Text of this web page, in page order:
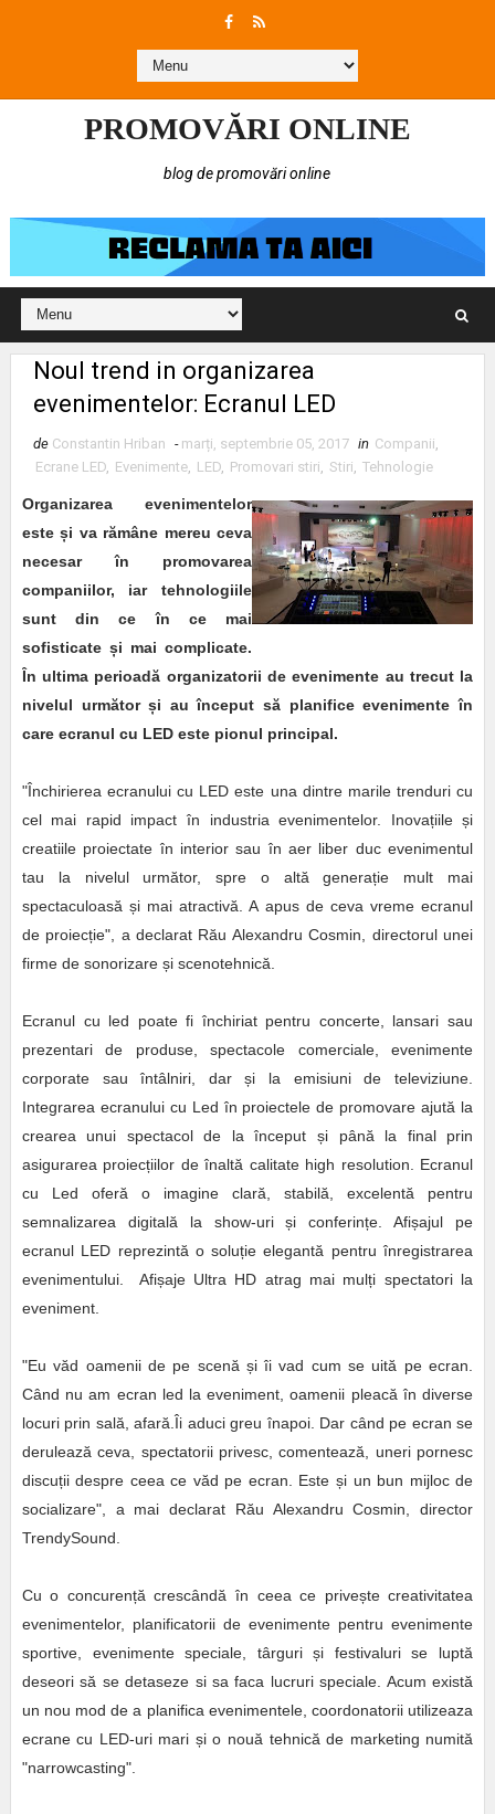
PROMOVĂRI ONLINE
blog de promovări online
Noul trend in organizarea
evenimentelor: Ecranul LED
de Constantin Hriban - marți, septembrie 05, 2017 in Companii,
Ecrane LED, Evenimente, LED, Promovari stiri, Stiri, Tehnologie
Organizarea evenimentelor
este și va rămâne mereu ceva
necesar în promovarea
companiilor, iar tehnologiile
sunt din ce în ce mai
sofisticate și mai complicate.
În ultima perioadă organizatorii de evenimente au trecut la
nivelul următor și au început să planifice evenimente în
care ecranul cu LED este pionul principal.
"Închirierea ecranului cu LED este una dintre marile trenduri cu
cel mai rapid impact în industria evenimentelor. Inovațiile și
creatiile proiectate în interior sau în aer liber duc evenimentul
tau la nivelul următor, spre o altă generație mult mai
spectaculoasă și mai atractivă. A apus de ceva vreme ecranul
de proiecție", a declarat Rău Alexandru Cosmin, directorul unei
firme de sonorizare și scenotehnică.
Ecranul cu led poate fi închiriat pentru concerte, lansari sau
prezentari de produse, spectacole comerciale,evenimente
corporate sau întâlniri, dar și la emisiuni de televiziune.
Integrarea ecranului cu Led în proiectele de promovare ajută la
crearea unui spectacol de la început și până la final prin
asigurarea proiecțiilor de înaltă calitate high resolution. Ecranul
cu Led oferă o imagine clară, stabilă, excelentă pentru
semnalizarea digitală la show-uri și conferințe. Afișajul pe
ecranul LED reprezintă o soluție elegantă pentru înregistrarea
evenimentului. Afișaje Ultra HD atrag mai mulți spectatori la
eveniment.
"Eu văd oamenii de pe scenă și îi vad cum se uită pe ecran.
Când nu am ecran led la eveniment, oamenii pleacă în diverse
locuri prin sală, afară.Îi aduci greu înapoi. Dar când pe ecran se
derulează ceva, spectatorii privesc, comentează, uneri pornesc
discuții despre ceea ce văd pe ecran. Este și un bun mijloc de
socializare", a mai declarat Rău Alexandru Cosmin, director
TrendySound.
Cu o concurență crescândă în ceea ce privește creativitatea
evenimentelor, planificatorii de evenimente pentruevenimente
sportive, evenimente speciale, târguri și festivaluri se luptă
deseori să se detaseze si sa faca lucruri speciale. Acum există
un nou mod de a planifica evenimentele, coordonatorii utilizeaza
ecrane cu LED-uri mari și o nouă tehnică de marketing numită
"narrowcasting".